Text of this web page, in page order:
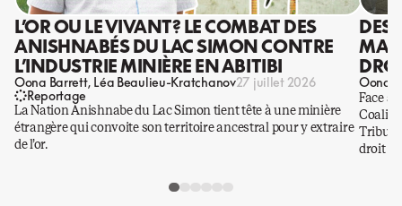
L’OR OU LE VIVANT? LE COMBAT DES
ANISHNABÉS DU LAC SIMON CONTRE
L’INDUSTRIE MINIÈRE EN ABITIBI
Oona Barrett Léa Beaulieu-Kratchanov27 juillet 2026
Reportage
La Nation Anishnabe du Lac Simon tient tête à une minière
étrangère qui convoite son territoire ancestral pour y extraire
de l’or.
DES
Oona
Face à
droit